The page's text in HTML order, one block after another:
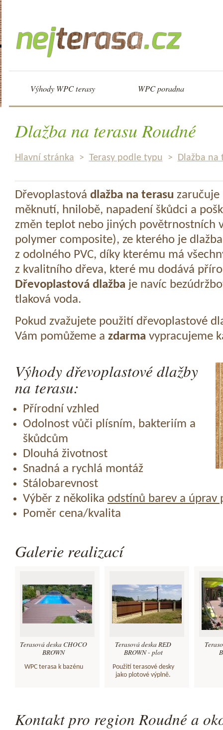
Výhody WPC terasy WPC poradna
Dlažba na terasu Roudné
Hlavní stránka > Terasy podle typu > Dlažba na
Dřevoplastová dlažba na terasu zaručuje
měknutí, hnilobě, napadení škůdci a
změn teplot nebo jiných povětrnostních
polymer composite), ze kterého je
z odolného PVC, díky kterému má
z kvalitního dřeva, které mu dodává
Dřevoplastová dlažba je navíc
tlaková voda.
Pokud zvažujete použití dřevoplastové
Vám pomůžeme a zdarma vypracujeme
Výhody dřevoplastové dlažby
na terasu:
Přírodní vzhled
Odolnost vůči plísním, bakteriím a
škůdcům
Dlouhá životnost
Snadná a rychlá montáž
Stálobarevnost
Výběr z několika odstínů barev a úprav
Poměr cena/kvalita
Galerie realizací
Terasová deska CHOCO
BROWN
WPC terasa k bazénu
Terasová deska RED
BROWN - plot
Použití terasové desky
jako plotové výplně.
Kontakt pro region Roudné a